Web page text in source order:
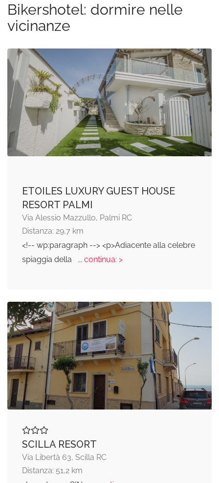
Bikershotel: dormire nelle
vicinanze
ETOILES LUXURY GUEST HOUSE
RESORT PALMI
Via Alessio Mazzullo, Palmi RC
Distanza: 29,7 km
<!-- wp:paragraph --> <p>Adiacente alla celebre
spiaggia della
... continua: >
SCILLA RESORT
Via Libertà 63, Scilla RC
Distanza: 51,2 km